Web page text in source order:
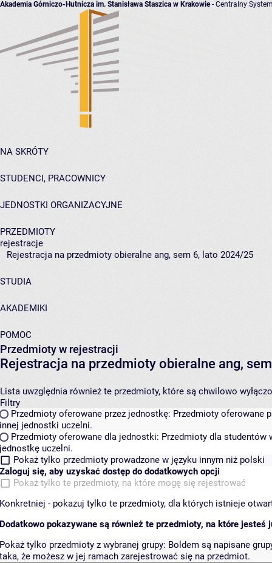
Akademia Górniczo-Hutnicza im. Stanisława Staszica w Krakowie- Centralny
NA SKRÓTY
STUDENCI, PRACOWNICY
JEDNOSTKI ORGANIZACYJNE
PRZEDMIOTY
rejestracje
Rejestracja na przedmioty obieralne ang, sem 6, lato 2024/25
STUDIA
AKADEMIKI
POMOC
Przedmioty w rejestracji
Rejestracja na przedmioty obieralne ang,
Lista uwzględnia również te przedmioty, które są chwilowo
Filtry
Przedmioty oferowane przez jednostkę: Przedmioty oferowane
innej jednostki uczelni.
Przedmioty oferowane dla jednostki: Przedmioty dla studentów
jednostkę uczelni.
Pokaż tylko przedmioty prowadzone w języku innym niż polski
Zaloguj się, aby uzyskać dostęp do dodatkowych opcji
Pokaż tylko te przedmioty, na które mogę się rejestrować
Konkretniej - pokazuj tylko te przedmioty, dla których istnieje
Dodatkowo pokazywane są również te przedmioty, na które jesteś
Pokaż tylko przedmioty z wybranej grupy: Boldem są napisane
taka, że możesz w jej ramach zarejestrować się na przedmiot.